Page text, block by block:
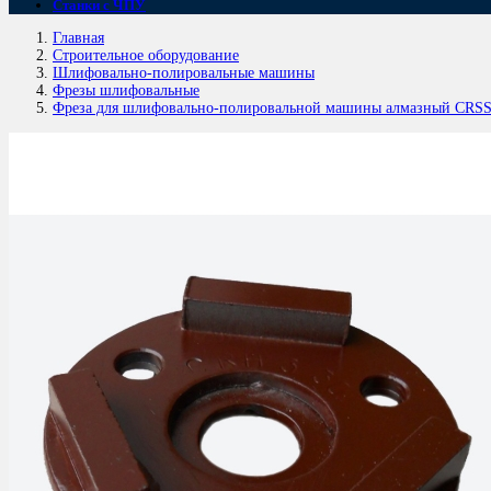
Станки с ЧПУ
Главная
Строительное оборудование
Шлифовально-полировальные машины
Фрезы шлифовальные
Фреза для шлифовально-полировальной машины алмазный